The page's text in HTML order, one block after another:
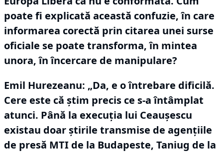
poate fi explicată această confuzie, în care
informarea corectă prin citarea unei surse
oficiale se poate transforma, în mintea
unora, în încercare de manipulare?
Emil Hurezeanu: „Da, e o întrebare dificilă.
Cere este că știm precis ce s-a întâmplat
atunci. Până la execuția lui Ceaușescu
existau doar știrile transmise de agențiile
de presă MTI de la Budapeste, Taniug de la